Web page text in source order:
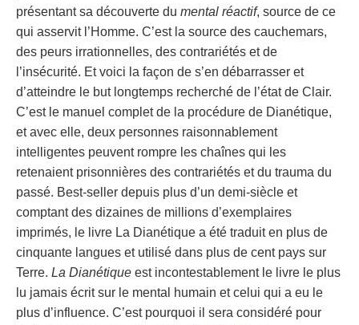
présentant sa découverte du mental réactif, source de ce
qui asservit l’Homme. C’est la source des cauchemars,
des peurs irrationnelles, des contrariétés et de
l’insécurité. Et voici la façon de s’en débarrasser et
d’atteindre le but longtemps recherché de l’état de Clair.
C’est le manuel complet de la procédure de Dianétique,
et avec elle, deux personnes raisonnablement
intelligentes peuvent rompre les chaînes qui les
retenaient prisonnières des contrariétés et du trauma du
passé. Best-seller depuis plus d’un demi-siècle et
comptant des dizaines de millions d’exemplaires
imprimés, le livre La Dianétique a été traduit en plus de
cinquante langues et utilisé dans plus de cent pays sur
Terre. La Dianétique est incontestablement le livre le plus
lu jamais écrit sur le mental humain et celui qui a eu le
plus d’influence. C’est pourquoi il sera considéré pour